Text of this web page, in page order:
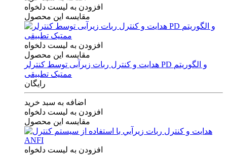
افزودن به لیست دلخواه
مقایسه این محصول
افزودن به لیست دلخواه
مقایسه این محصول
هدایت و کنترل ربات زیرآبی توسط کنترلر PD و الگوریتم
ممتیک تطبیقی
رایگان
اضافه به سبد خرید
افزودن به لیست دلخواه
مقایسه این محصول
افزودن به لیست دلخواه